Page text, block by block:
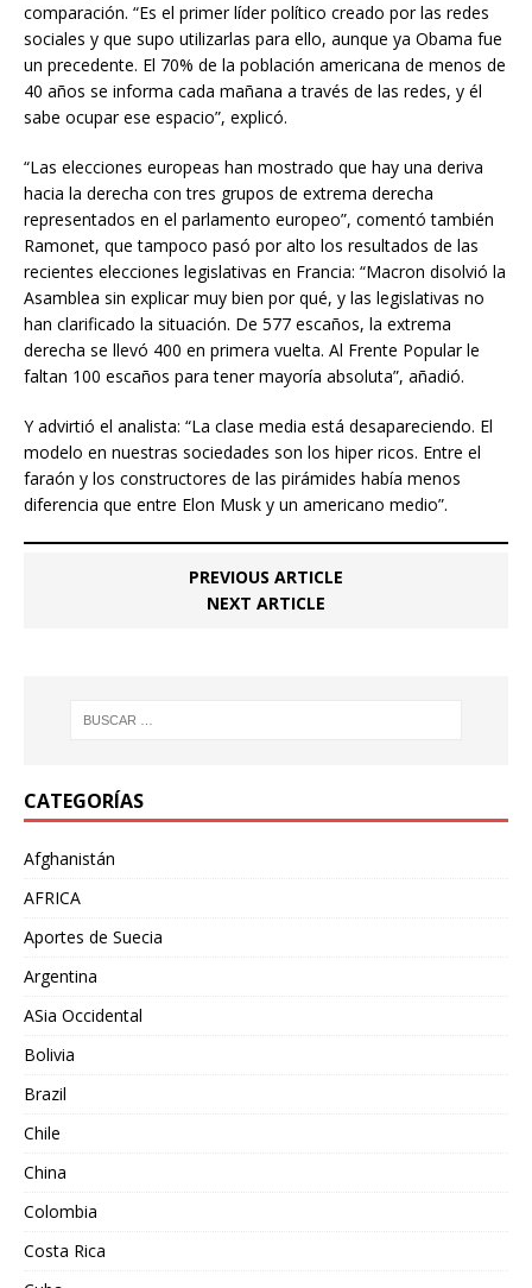
comparación. “Es el primer líder político creado por las redes
sociales y que supo utilizarlas para ello, aunque ya Obama fue
un precedente. El 70% de la población americana de menos de
40 años se informa cada mañana a través de las redes, y él
sabe ocupar ese espacio”, explicó.
“Las elecciones europeas han mostrado que hay una deriva
hacia la derecha con tres grupos de extrema derecha
representados en el parlamento europeo”, comentó también
Ramonet, que tampoco pasó por alto los resultados de las
recientes elecciones legislativas en Francia: “Macron disolvió la
Asamblea sin explicar muy bien por qué, y las legislativas no
han clarificado la situación. De 577 escaños, la extrema
derecha se llevó 400 en primera vuelta. Al Frente Popular le
faltan 100 escaños para tener mayoría absoluta”, añadió.
Y advirtió el analista: “La clase media está desapareciendo. El
modelo en nuestras sociedades son los hiper ricos. Entre el
faraón y los constructores de las pirámides había menos
diferencia que entre Elon Musk y un americano medio”.
PREVIOUS ARTICLE
NEXT ARTICLE
CATEGORÍAS
Afghanistán
AFRICA
Aportes de Suecia
Argentina
ASia Occidental
Bolivia
Brazil
Chile
China
Colombia
Costa Rica